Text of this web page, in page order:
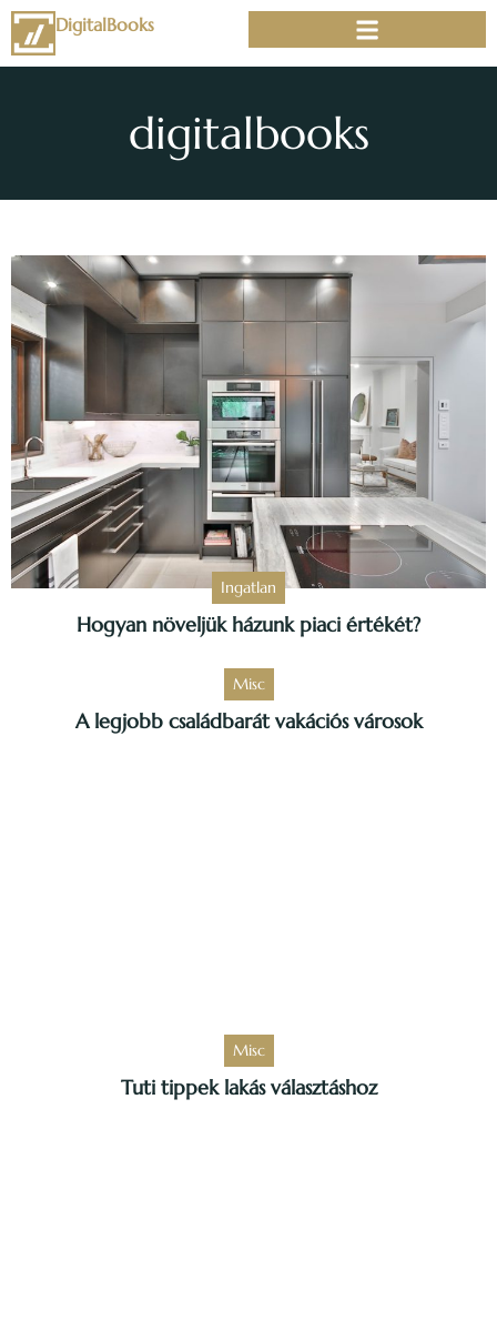
DigitalBooks
digitalbooks
Ingatlan
Hogyan növeljük házunk piaci értékét?
Misc
A legjobb családbarát vakációs városok
Misc
Tuti tippek lakás választáshoz